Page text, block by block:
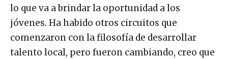
lo que va a brindar la oportunidad a los
jóvenes. Ha habido otros circuitos que
comenzaron con la filosofía de desarrollar
talento local, pero fueron cambiando, creo que